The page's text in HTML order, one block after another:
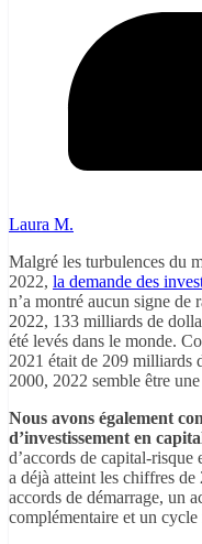
Laura M.
Malgré les turbulences du
2022, la demande des
n’a montré aucun signe de
2022, 133 milliards de
été levés dans le monde.
2021 était de 209 milliards
2000, 2022 semble être
Nous avons également
d’investissement en
d’accords de capital-risque
a déjà atteint les chiffres
accords de démarrage, un
complémentaire et un